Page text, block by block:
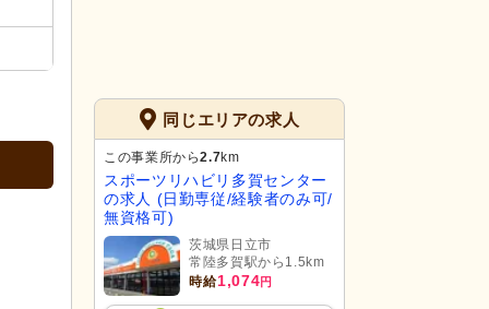
同じエリアの求人
この事業所から2.7km
スポーツリハビリ多賀センター
の求人 (日勤専従/経験者のみ可/
無資格可)
茨城県日立市
常陸多賀駅から1.5km
時給1,074円